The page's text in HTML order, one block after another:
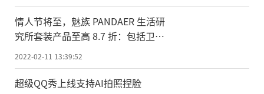
情人节将至，魅族 PANDAER 生活研
究所套装产品至高 8.7 折：包括卫
2022-02-11 13:39:52
超级QQ秀上线支持AI拍照捏脸